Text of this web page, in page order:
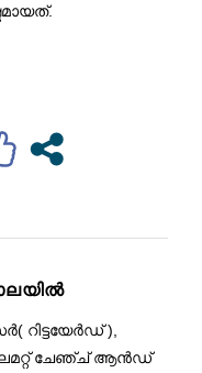
റിട്ടയേർഡ് ),
ചേഞ്ച്‌ ആന്‍ഡ്‌